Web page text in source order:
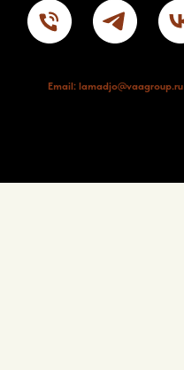
Email: lamadjo@vaagroup.ru